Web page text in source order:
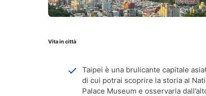
Vita in città
Taipei è una brulicante capitale
di cui potrai scoprire la storia al
Palace Museum e osservarla